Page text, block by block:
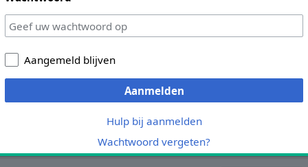
Aangemeld blijven
Aanmelden
Hulp bij aanmelden
Wachtwoord vergeten?